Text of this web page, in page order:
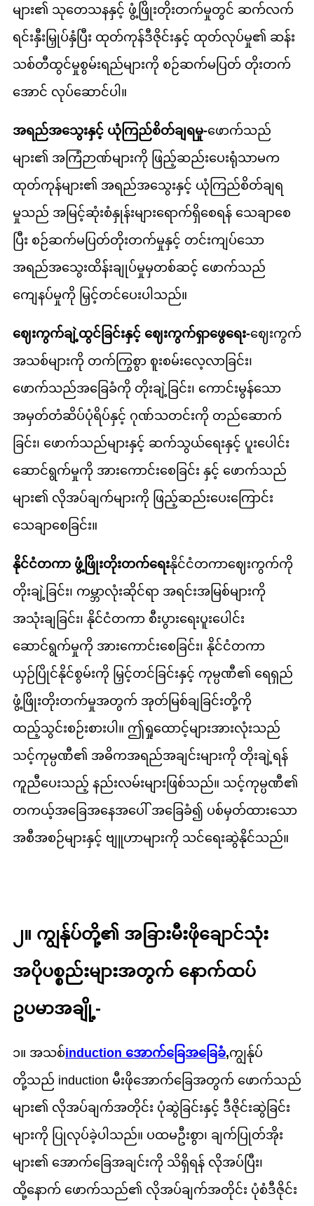
များ၏ သုတေသနနှင့် ဖွံ့ဖြိုးတိုးတက်မှုတွင် ဆက်လက်
ရင်းနှီးမြှုပ်နှံပြီး ထုတ်ကုန်ဒီဇိုင်းနှင့် ထုတ်လုပ်မှု၏ ဆန်း
သစ်တီထွင်မှုစွမ်းရည်များကို စဉ်ဆက်မပြတ် တိုးတက်
အောင် လုပ်ဆောင်ပါ။
အရည်အသွေးနှင့် ယုံကြည်စိတ်ချရမှု-ဖောက်သည်
များ၏ အကြံဉာဏ်များကို ဖြည့်ဆည်းပေးရုံသာမက
ထုတ်ကုန်များ၏ အရည်အသွေးနှင့် ယုံကြည်စိတ်ချရ
မှုသည် အမြင့်ဆုံးစံနှုန်းများရောက်ရှိစေရန် သေချာစေ
ပြီး စဉ်ဆက်မပြတ်တိုးတက်မှုနှင့် တင်းကျပ်သော
အရည်အသွေးထိန်းချုပ်မှုမှတစ်ဆင့် ဖောက်သည်
ကျေနပ်မှုကို မြှင့်တင်ပေးပါသည်။
ဈေးကွက်ချဲ့ထွင်ခြင်းနှင့် ဈေးကွက်ရှာဖွေရေး-ဈေးကွက်
အသစ်များကို တက်ကြွစွာ စူးစမ်းလေ့လာခြင်း၊
ဖောက်သည်အခြေခံကို တိုးချဲ့ခြင်း၊ ကောင်းမွန်သော
အမှတ်တံဆိပ်ပုံရိပ်နှင့် ဂုဏ်သတင်းကို တည်ဆောက်
ခြင်း၊ ဖောက်သည်များနှင့် ဆက်သွယ်ရေးနှင့် ပူးပေါင်း
ဆောင်ရွက်မှုကို အားကောင်းစေခြင်း နှင့် ဖောက်သည်
များ၏ လိုအပ်ချက်များကို ဖြည့်ဆည်းပေးကြောင်း
သေချာစေခြင်း။
နိုင်ငံတကာ ဖွံ့ဖြိုးတိုးတက်ရေးနိုင်ငံတကာဈေးကွက်ကို
တိုးချဲ့ခြင်း၊ ကမ္ဘာလုံးဆိုင်ရာ အရင်းအမြစ်များကို
အသုံးချခြင်း၊ နိုင်ငံတကာ စီးပွားရေးပူးပေါင်း
ဆောင်ရွက်မှုကို အားကောင်းစေခြင်း၊ နိုင်ငံတကာ
ယှဉ်ပြိုင်နိုင်စွမ်းကို မြှင့်တင်ခြင်းနှင့် ကုမ္ပဏီ၏ ရေရှည်
ဖွံ့ဖြိုးတိုးတက်မှုအတွက် အုတ်မြစ်ချခြင်းတို့ကို
ထည့်သွင်းစဉ်းစားပါ။ ဤရှုထောင့်များအားလုံးသည်
သင့်ကုမ္ပဏီ၏ အဓိကအရည်အချင်းများကို တိုးချဲ့ရန်
ကူညီပေးသည့် နည်းလမ်းများဖြစ်သည်။ သင့်ကုမ္ပဏီ၏
တကယ့်အခြေအနေအပေါ် အခြေခံ၍ ပစ်မှတ်ထားသော
အစီအစဉ်များနှင့် ဗျူဟာများကို သင်ရေးဆွဲနိုင်သည်။
၂။ ကျွန်ုပ်တို့၏ အခြားမီးဖိုချောင်သုံး
အပိုပစ္စည်းများအတွက် နောက်ထပ်
ဥပမာအချို့-
၁။ အသစ်induction အောက်ခြေအခြေခံ,ကျွန်ုပ်
တို့သည် induction မီးဖိုအောက်ခြေအတွက် ဖောက်သည်
များ၏ လိုအပ်ချက်အတိုင်း ပုံဆွဲခြင်းနှင့် ဒီဇိုင်းဆွဲခြင်း
များကို ပြုလုပ်ခဲ့ပါသည်။ ပထမဦးစွာ၊ ချက်ပြုတ်အိုး
များ၏ အောက်ခြေအချင်းကို သိရှိရန် လိုအပ်ပြီး၊
ထို့နောက် ဖောက်သည်၏ လိုအပ်ချက်အတိုင်း ပုံစံဒီဇိုင်း